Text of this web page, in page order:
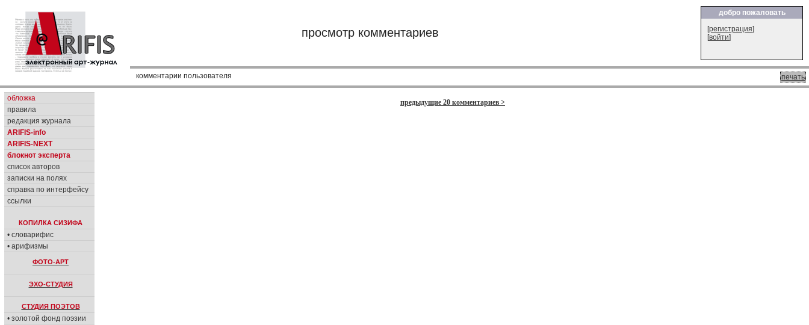
просмотр комментариев
добро пожаловать
[регистрация]
[войти]
печать
комментарии пользователя
обложка
правила
редакция журнала
ARIFIS-info
ARIFIS-NEXT
блокнот эксперта
список авторов
записки на полях
справка по интерфейсу
ссылки
КОПИЛКА СИЗИФА
• словарифис
• арифизмы
ФОТО-АРТ
ЭХО-СТУДИЯ
СТУДИЯ ПОЭТОВ
• золотой фонд поэзии
предыдущие 20 комментариев >